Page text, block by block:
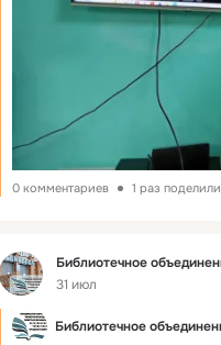
0 комментариев 1 раз
Фид Библиотечное
31 июл
Библиотечное